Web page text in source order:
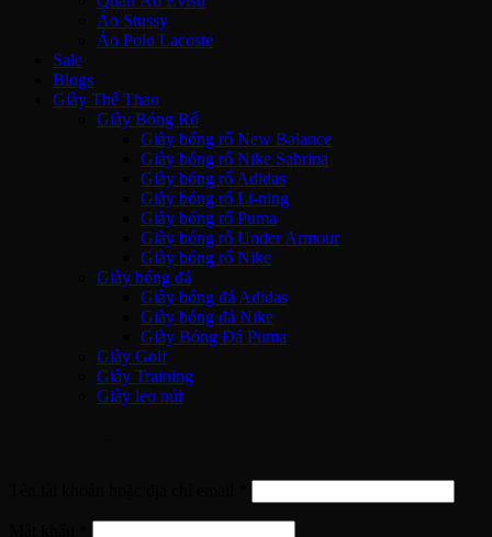
Áo Stussy
Áo Polo Lacoste
Sale
Blogs
Giày Thể Thao
Giày Bóng Rổ
Giày bóng rổ New Balance
Giày bóng rổ Nike Sabrina
Giày bóng rổ Adidas
Giày bóng rổ Li-ning
Giày bóng rổ Puma
Giày bóng rổ Under Armour
Giày bóng rổ Nike
Giày bóng đá
Giày bóng đá Adidas
Giày bóng đá Nike
Giày Bóng Đá Puma
Giày Golf
Giày Training
Giày leo núi
buộc